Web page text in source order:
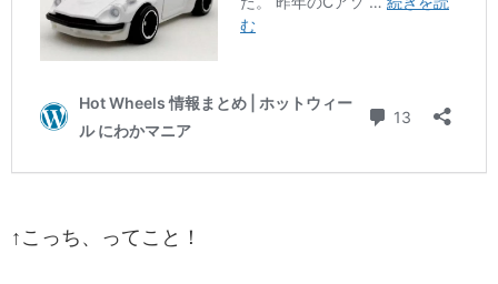
↑こっち、ってこと！